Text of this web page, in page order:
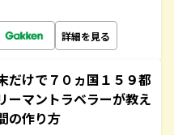
詳細を見る
けで７０ヵ国１５９都
ーマントラベラーが教え
の作り方